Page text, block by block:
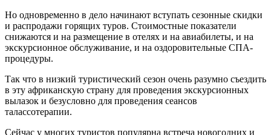
Но одновременно в дело начинают вступать сезонные скидки
и распродажи горящих туров. Стоимостные показатели
снижаются и на размещение в отелях и на авиабилеты, и на
экскурсионное обслуживание, и на оздоровительные СПА-
процедуры.
Так что в низкий туристический сезон очень разумно съездить
в эту африканскую страну для проведения экскурсионных
вылазок и безусловно для проведения сеансов
талассотерапии.
Сейчас у многих туристов популярна встреча новогодних и